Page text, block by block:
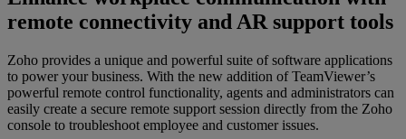
remote connectivity and AR support tools
Zoho provides a unique and powerful suite of software applications
to power your business. With the new addition of TeamViewer’s
powerful remote control functionality, agents and administrators can
easily create a secure remote support session directly from the Zoho
console to troubleshoot employee and customer issues.